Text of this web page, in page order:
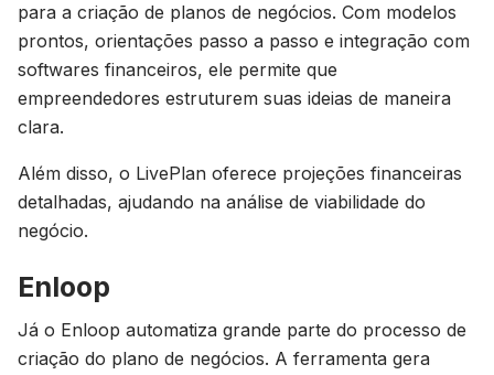
para a criação de planos de negócios. Com modelos
prontos, orientações passo a passo e integração com
softwares financeiros, ele permite que
empreendedores estruturem suas ideias de maneira
clara.
Além disso, o LivePlan oferece projeções financeiras
detalhadas, ajudando na análise de viabilidade do
negócio.
Enloop
Já o Enloop automatiza grande parte do processo de
criação do plano de negócios. A ferramenta gera